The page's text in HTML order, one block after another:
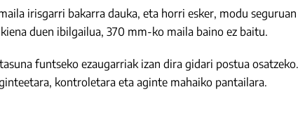
irisgarri bakarra dauka, eta horri esker, modu
duen ibilgailua, 370 mm-ko maila baino ez baitu.
funtseko ezaugarriak izan dira gidari postua
kontroletara eta aginte mahaiko pantailara.